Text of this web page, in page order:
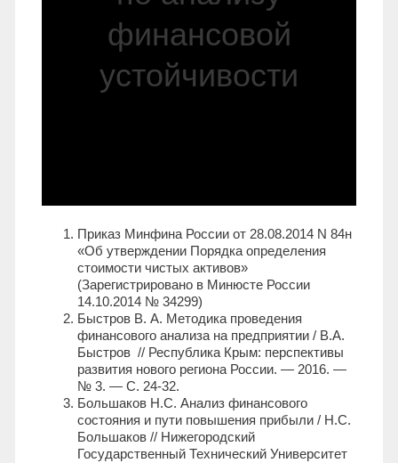
финансовой
устойчивости
Приказ Минфина России от 28.08.2014 N 84н
«Об утверждении Порядка определения
стоимости чистых активов»
(Зарегистрировано в Минюсте России
14.10.2014 № 34299)
Быстров В. А. Методика проведения
финансового анализа на предприятии / В.А.
Быстров // Республика Крым: перспективы
развития нового региона России. — 2016. —
№ 3. — С. 24-32.
Большаков Н.С. Анализ финансового
состояния и пути повышения прибыли / Н.С.
Большаков // Нижегородский
Государственный Технический Университет